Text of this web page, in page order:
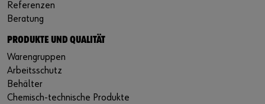
Referenzen
Beratung
PRODUKTE UND QUALITÄT
Warengruppen
Arbeitsschutz
Behälter
Chemisch-technische Produkte